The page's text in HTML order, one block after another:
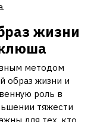
жизни
методом
образ жизни и
роль в
тяжести